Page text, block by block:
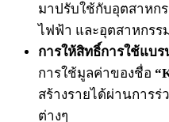
มาปรับใช้กับอุตสาหก
ไฟฟ้า และอุตสาหกรร
การให้สิทธิ์การใช้แบร
การใช้มูลค่าของชื่อ
สร้างรายได้ผ่านการ
ต่างๆ